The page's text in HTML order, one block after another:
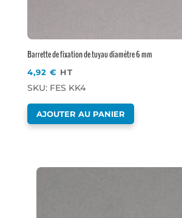
Barrette de fixation de tuyau diamètre 6 mm
4,92€ HT
SKU: FES KK4
AJOUTER AU PANIER